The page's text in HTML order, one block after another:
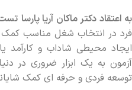
به اعتقاد دکتر ماکان آریا پارسا
فرد در انتخاب شغل مناسب کمک
ایجاد محیطی شاداب و کارآمد
آزمون به یک ابزار ضروری در
توسعه فردی و حرفه ‌ای کمک